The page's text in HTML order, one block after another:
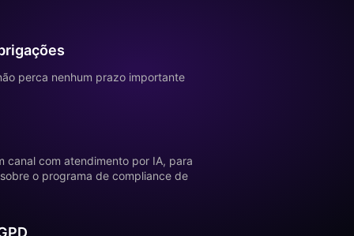
perca nenhum prazo importante
canal com atendimento por IA, para
o programa de compliance de